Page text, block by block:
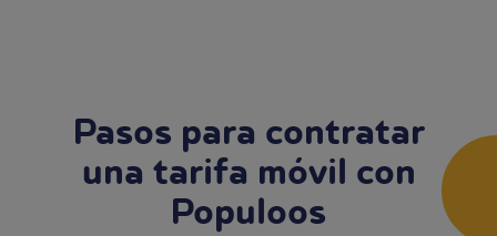
Pasos para contratar
una tarifa móvil con
Populoos